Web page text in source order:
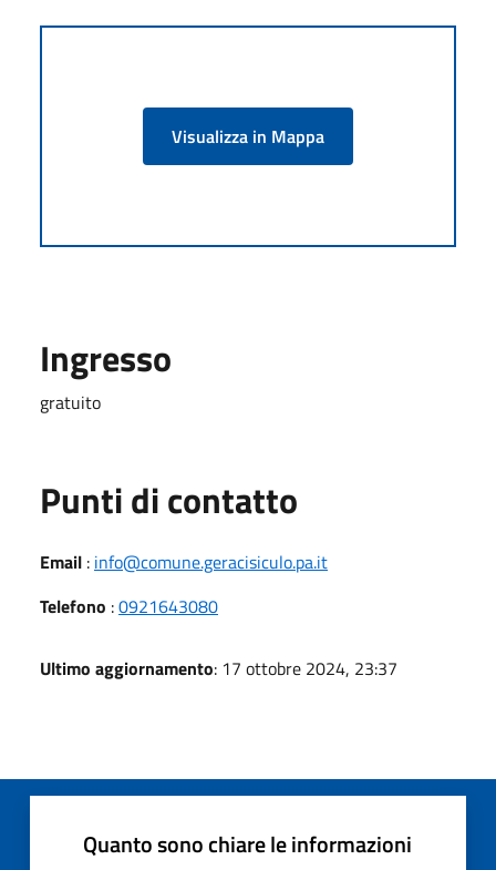
Visualizza in Mappa
Ingresso
gratuito
Punti di contatto
Email : info@comune.geracisiculo.pa.it
Telefono :0921643080
Ultimo aggiornamento: 17 ottobre 2024, 23:37
Quanto sono chiare le informazioni